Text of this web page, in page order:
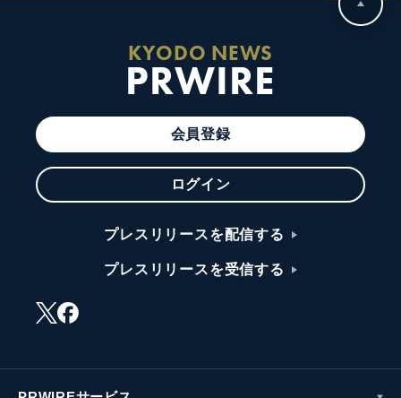
KYODO NEWS
PRWIRE
会員登録
ログイン
プレスリリースを配信する
プレスリリースを受信する